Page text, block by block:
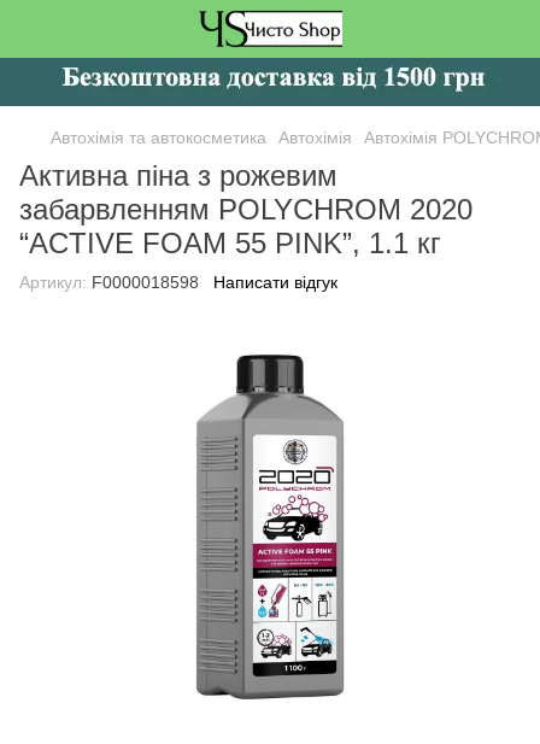
Автохімія та автокосметика Автохімія Автохімія
Активна піна з рожевим
забарвленням POLYCHROM 2020
“ACTIVE FOAM 55 PINK”, 1.1 кг
Артикул: F0000018598 Написати відгук